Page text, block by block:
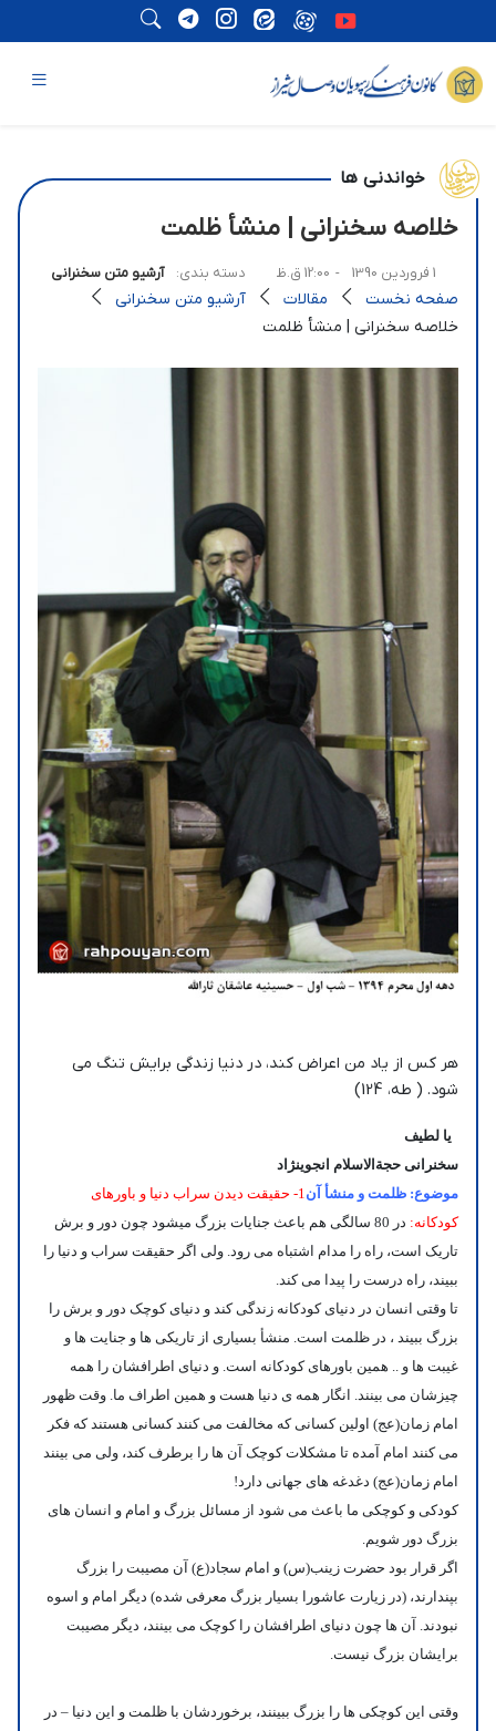
خواندنی ها
خلاصه سخنرانی | منشأ ظلمت
1 فروردین 1390 - 12:00 ق.ظ دسته بندی: آرشیو متن سخنرانی
صفحه نخست مقالات
آرشیو متن سخنرانی
خلاصه سخنرانی | منشأ ظلمت
هر کس از یاد من اعراض کند، در دنیا زندگی برایش تنگ می
شود. ( طه، 124)
یا لطیف
سخنرانی حجةالاسلام انجوی‏نژاد
موضوع: ظلمت و منشأ آن 1- حقیقت دیدن سراب دنیا و باورهای
کودکانه:
در 80 سالگی هم باعث جنایات بزرگ میشود چون دور و برش
تاریک است، راه را مدام اشتباه می رود. ولی اگر حقیقت سراب و دنیا را
ببیند، راه درست را پیدا می کند.
تا وقتی انسان در دنیای کودکانه زندگی کند و دنیای کوچک دور و برش را
بزرگ ببیند ، در ظلمت است. منشأ بسیاری از تاریکی ها و جنایت ها و
غیبت ها و .. همین باورهای کودکانه است. و دنیای اطرافشان را همه
چیزشان می بینند. انگار همه ی دنیا هست و همین اطراف ما. وقت ظهور
امام زمان(عج) اولین کسانی که مخالفت می کنند کسانی هستند که فکر
می کنند امام آمده تا مشکلات کوچک آن ها را برطرف کند، ولی می بینند
امام زمان(عج) دغدغه های جهانی دارد!
کودکی و کوچکی ما باعث می شود از مسائل بزرگ و امام و انسان های
بزرگ دور شویم.
اگر قرار بود حضرت زینب(س) و امام سجاد(ع) آن مصیبت را بزرگ
بپندارند، (در زیارت عاشورا بسیار بزرگ معرفی شده) دیگر امام و اسوه
نبودند. آن ها چون دنیای اطرافشان را کوچک می بینند، دیگر مصیبت
برایشان بزرگ نیست.
وقتی این کوچکی ها را بزرگ ببینند، برخوردشان با ظلمت و این دنیا – در